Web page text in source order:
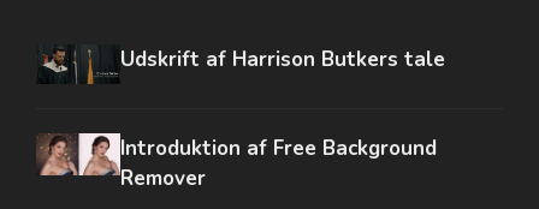
Udskrift af Harrison Butkers tale
Introduktion af Free Background
Remover